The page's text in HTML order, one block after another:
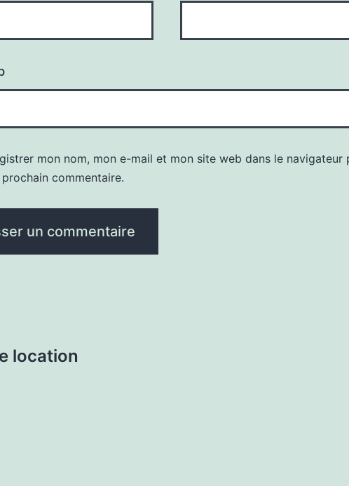
mon nom, mon e-mail et mon site web dans le navigateur
commentaire.
location